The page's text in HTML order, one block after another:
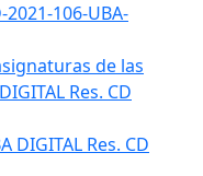
2021-106-UBA-
de las
Res. CD
DIGITAL Res. CD